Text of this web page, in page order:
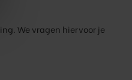
We vragen hiervoor je